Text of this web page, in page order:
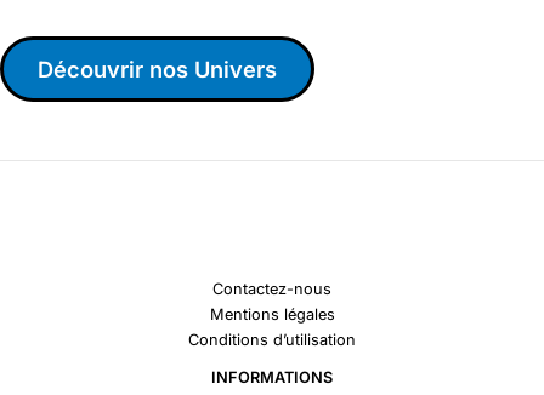
Découvrir nos Univers
Contactez-nous
Mentions légales
Conditions d’utilisation
INFORMATIONS